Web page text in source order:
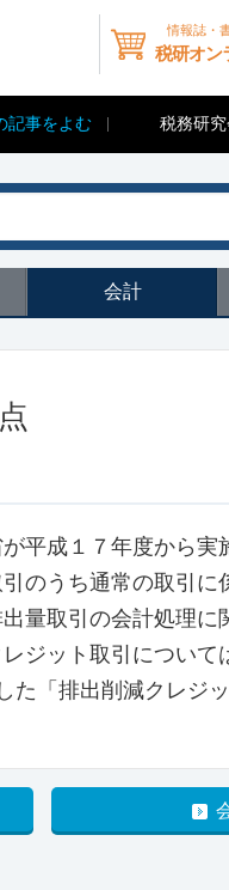
情報誌・
税研オン
記事をよむ 税務研
会計
平成１７年度から実
のうち通常の取引に
量取引の会計処理に
ジット取引について
た「排出削減クレジ